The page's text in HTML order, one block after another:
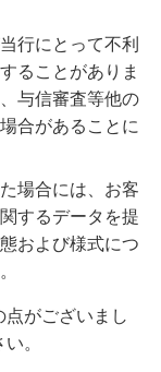
行にとって不利
ることがありま
与信審査等他の
合があることに
場合には、お客
するデータを提
および様式につ
がございまし
。